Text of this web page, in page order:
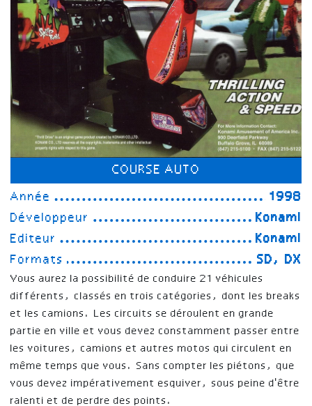
COURSE AUTO
Année
1998
Développeur
Konami
Editeur
Konami
Formats
SD, DX
Vous aurez la possibilité de conduire 21 véhicules
différents, classés en trois catégories, dont les breaks
et les camions. Les circuits se déroulent en grande
partie en ville et vous devez constamment passer entre
les voitures, camions et autres motos qui circulent en
même temps que vous. Sans compter les piétons, que
vous devez impérativement esquiver, sous peine d'être
ralenti et de perdre des points.